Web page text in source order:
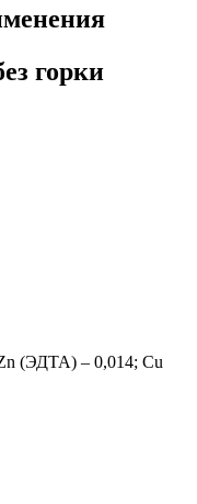
горки
(ЭДТА) – 0,014; Cu